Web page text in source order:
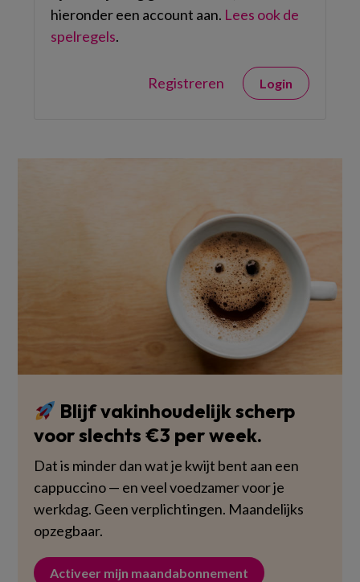
hieronder een account aan. Lees ook de
spelregels.
Registreren Login
Blijf vakinhoudelijk scherp
voor slechts €3 per week.
Dat is minder dan wat je kwijt bent aan een
cappuccino — en veel voedzamer voor je
werkdag. Geen verplichtingen. Maandelijks
opzegbaar.
Activeer mijn maandabonnement